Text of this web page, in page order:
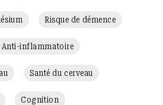
Risque de démence
Anti-inflammatoire
Santé du cerveau
Cognition